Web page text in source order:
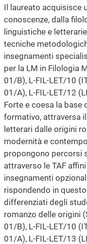
Il laureato acquisisce
conoscenze, dalla
linguistiche e
tecniche
insegnamenti
per la LM in Filologia
01/B), L-FIL-LET/10
01/A), L-FIL-LET/12
Forte e coesa la base
formativo, attraversa
letterari dalle origini
modernità e
propongono percorsi
attraverso le TAF
insegnamenti
rispondendo in
differenziati degli
romanzo delle origini
01/B), L-FIL-LET/10
01/A), L-FIL-LET/13